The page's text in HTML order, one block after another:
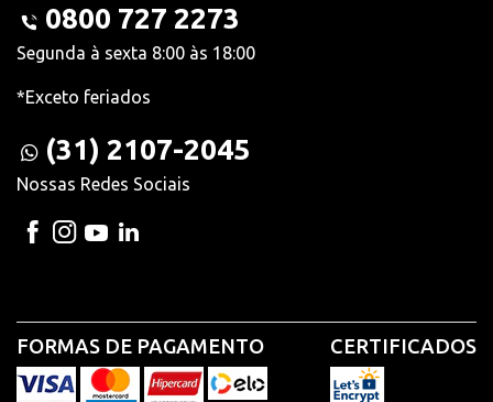
0800 727 2273
Segunda à sexta 8:00 às 18:00
*Exceto feriados
(31) 2107-2045
Nossas Redes Sociais
FORMAS DE PAGAMENTO CERTIFICADOS